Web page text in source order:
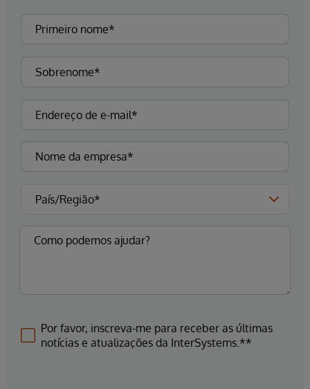
Por favor, inscreva-me para receber as últimas
notícias e atualizações da InterSystems.**